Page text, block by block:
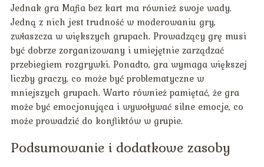
Jednak gra Mafia bez kart ma również swoje wady.
Jedną z nich jest trudność w moderowaniu gry,
zwłaszcza w większych grupach. Prowadzący grę musi
być dobrze zorganizowany i umiejętnie zarządzać
przebiegiem rozgrywki. Ponadto, gra wymaga większej
liczby graczy, co może być problematyczne w
mniejszych grupach. Warto również pamiętać, że gra
może być emocjonująca i wywoływać silne emocje, co
może prowadzić do konfliktów w grupie.
Podsumowanie i dodatkowe zasoby